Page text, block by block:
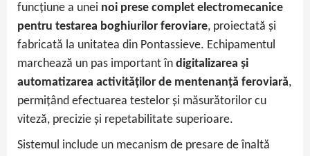
funcțiune a unei noi prese complet electromecanice
pentru testarea boghiurilor feroviare, proiectată și
fabricată la unitatea din Pontassieve. Echipamentul
marchează un pas important în digitalizarea și
automatizarea activităților de mentenanță feroviară,
permițând efectuarea testelor și măsurătorilor cu
viteză, precizie și repetabilitate superioare.
Sistemul include un mecanism de presare de înaltă